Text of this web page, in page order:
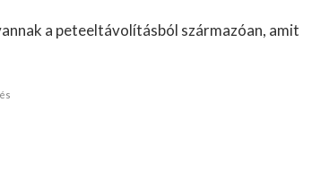
a peteeltávolításból származóan, amit